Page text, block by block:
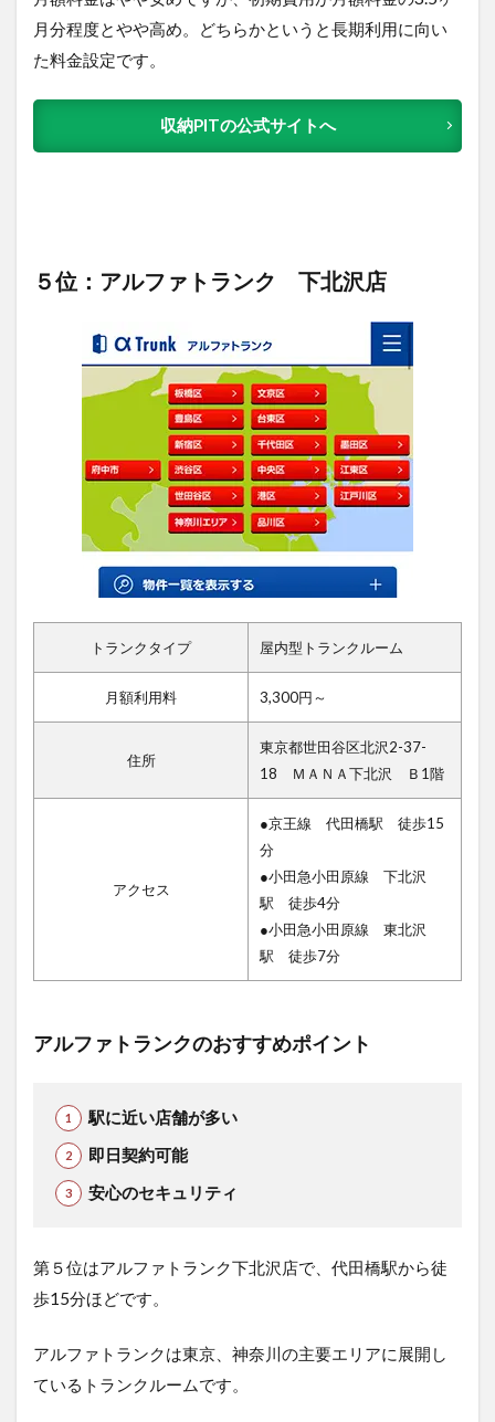
月分程度とやや高め。どちらかというと長期利用に向い
た料金設定です。
収納PITの公式サイトへ
５位：アルファトランク 下北沢店
トランクタイプ 屋内型トランクルーム
月額利用料 3,300円～
住所
東京都世田谷区北沢2-37-
18 ＭＡＮＡ下北沢 Ｂ1階
アクセス
●京王線 代田橋駅 徒歩15
分
●小田急小田原線 下北沢
駅 徒歩4分
●小田急小田原線 東北沢
駅 徒歩7分
アルファトランクのおすすめポイント
駅に近い店舗が多い
即日契約可能
安心のセキュリティ
第５位はアルファトランク下北沢店で、代田橋駅から徒
歩15分ほどです。
アルファトランクは東京、神奈川の主要エリアに展開し
ているトランクルームです。